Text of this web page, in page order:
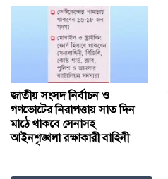
জাতীয় সংসদ নির্বাচন ও
গণভোটের নিরাপত্তায় সাত দিন
মাঠে থাকবে সেনাসহ
আইনশৃঙ্খলা রক্ষাকারী বাহিনী